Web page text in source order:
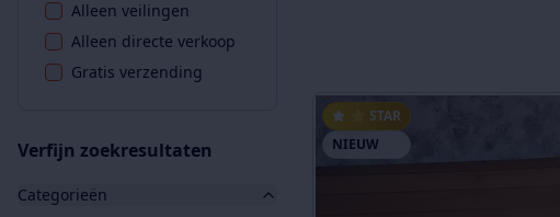
Alleen veilingen
Alleen directe verkoop
Gratis verzending
Verfijn zoekresultaten
Categorieën
⭐ STAR
NIEUW